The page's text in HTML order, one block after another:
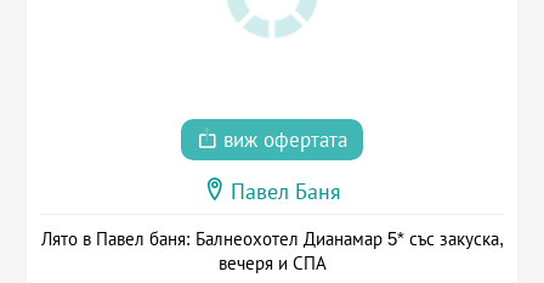
виж офертата
Павел Баня
Лято в Павел баня: Балнеохотел Дианамар 5* със закуска,
вечеря и СПА